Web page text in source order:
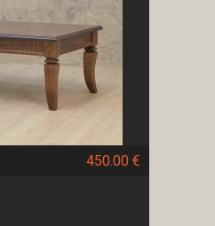
450.00 €